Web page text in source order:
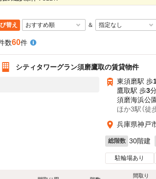
替え ＆
数60件
シティタワーグラン須磨鷹取の賃貸物件
東須磨駅 歩
鷹取駅 歩3
須磨海浜公
ほか3駅（徒
兵庫県神戸
総階数 30階建
駐輪場あり
間取り